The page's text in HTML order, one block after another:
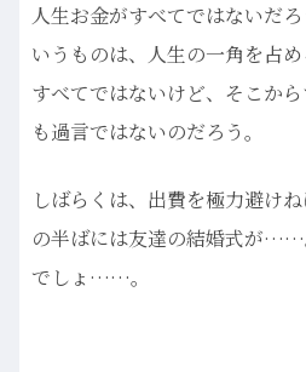
人生お金がすべてではないだ
いうものは、人生の一角を占め
すべてではないけど、そこか
も過言ではないのだろう。
しばらくは、出費を極力避け
の半ばには友達の結婚式が……
でしょ……。